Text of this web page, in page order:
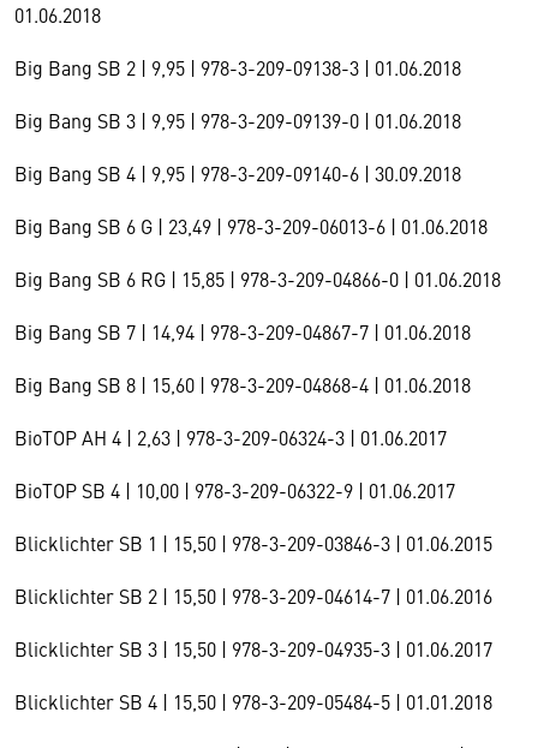
01.06.2018
Big Bang SB 2 | 9,95 | 978-3-209-09138-3 | 01.06.2018
Big Bang SB 3 | 9,95 | 978-3-209-09139-0 | 01.06.2018
Big Bang SB 4 | 9,95 | 978-3-209-09140-6 | 30.09.2018
Big Bang SB 6 G | 23,49 | 978-3-209-06013-6 | 01.06.2018
Big Bang SB 6 RG | 15,85 | 978-3-209-04866-0 | 01.06.2018
Big Bang SB 7 | 14,94 | 978-3-209-04867-7 | 01.06.2018
Big Bang SB 8 | 15,60 | 978-3-209-04868-4 | 01.06.2018
BioTOP AH 4 | 2,63 | 978-3-209-06324-3 | 01.06.2017
BioTOP SB 4 | 10,00 | 978-3-209-06322-9 | 01.06.2017
Blicklichter SB 1 | 15,50 | 978-3-209-03846-3 | 01.06.2015
Blicklichter SB 2 | 15,50 | 978-3-209-04614-7 | 01.06.2016
Blicklichter SB 3 | 15,50 | 978-3-209-04935-3 | 01.06.2017
Blicklichter SB 4 | 15,50 | 978-3-209-05484-5 | 01.01.2018